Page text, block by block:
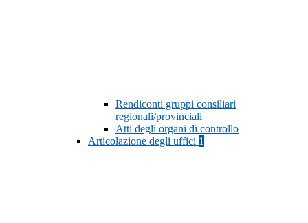
Rendiconti gruppi consiliari
regionali/provinciali
Atti degli organi di controllo
Articolazione degli uffici 1